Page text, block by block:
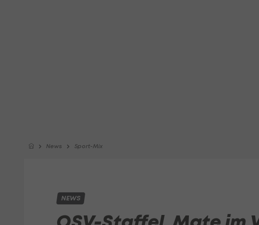
News Sport-Mix
NEWS